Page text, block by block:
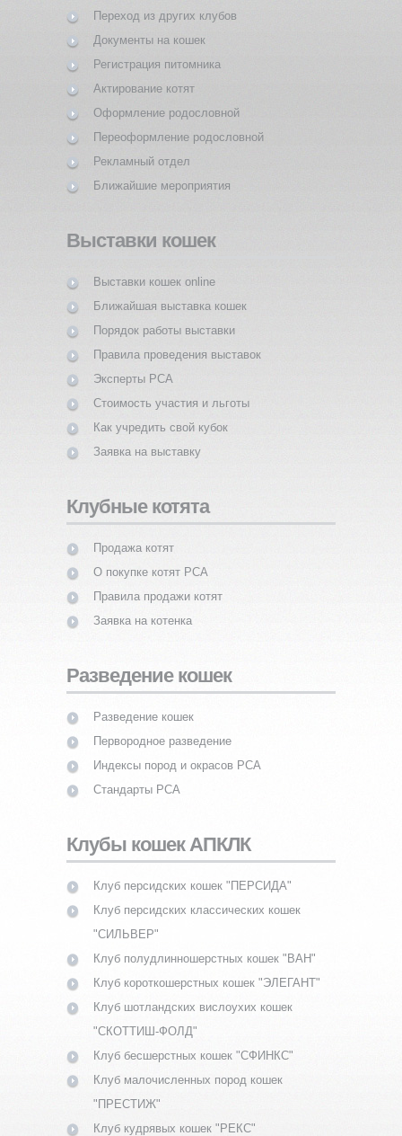
Переход из других клубов
Документы на кошек
Регистрация питомника
Актирование котят
Оформление родословной
Переоформление родословной
Рекламный отдел
Ближайшие мероприятия
Выставки кошек
Выставки кошек online
Ближайшая выставка кошек
Порядок работы выставки
Правила проведения выставок
Эксперты PCA
Стоимость участия и льготы
Как учредить свой кубок
Заявка на выставку
Клубные котята
Продажа котят
О покупке котят PCA
Правила продажи котят
Заявка на котенка
Разведение кошек
Разведение кошек
Первородное разведение
Индексы пород и окрасов PCA
Стандарты PCA
Клубы кошек АПКЛК
Клуб персидских кошек "ПЕРСИДА"
Клуб персидских классических кошек
"СИЛЬВЕР"
Клуб полудлинношерстных кошек "ВАН"
Клуб короткошерстных кошек "ЭЛЕГАНТ"
Клуб шотландских вислоухих кошек
"СКОТТИШ-ФОЛД"
Клуб бесшерстных кошек "СФИНКС"
Клуб малочисленных пород кошек
"ПРЕСТИЖ"
Клуб кудрявых кошек "РЕКС"